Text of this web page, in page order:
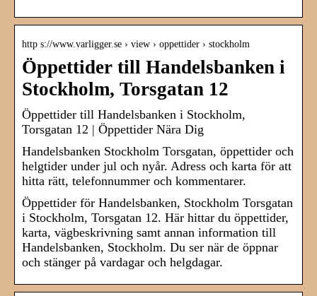
http s://www.varligger.se › view › oppettider › stockholm
Öppettider till Handelsbanken i
Stockholm, Torsgatan 12
Öppettider till Handelsbanken i Stockholm,
Torsgatan 12 | Öppettider Nära Dig
Handelsbanken Stockholm Torsgatan, öppettider och
helgtider under jul och nyår. Adress och karta för att
hitta rätt, telefonnummer och kommentarer.
Öppettider för Handelsbanken, Stockholm Torsgatan
i Stockholm, Torsgatan 12. Här hittar du öppettider,
karta, vägbeskrivning samt annan information till
Handelsbanken, Stockholm. Du ser när de öppnar
och stänger på vardagar och helgdagar.